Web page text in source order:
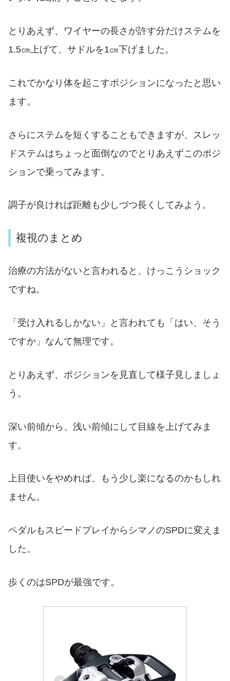
とりあえず、ワイヤーの長さが許す分だけステムを
1.5㎝上げて、サドルを1㎝下げました。
これでかなり体を起こすポジションになったと思い
ます。
さらにステムを短くすることもできますが、スレッ
ドステムはちょっと面倒なのでとりあえずこのポジ
ションで乗ってみます。
調子が良ければ距離も少しづつ長くしてみよう。
複視のまとめ
治療の方法がないと言われると、けっこうショック
ですね。
「受け入れるしかない」と言われても「はい、そう
ですか」なんて無理です。
とりあえず、ポジションを見直して様子見しましょ
う。
深い前傾から、浅い前傾にして目線を上げてみま
す。
上目使いをやめれば、もう少し楽になるのかもしれ
ません。
ペダルもスピードプレイからシマノのSPDに変えま
した。
歩くのはSPDが最強です。